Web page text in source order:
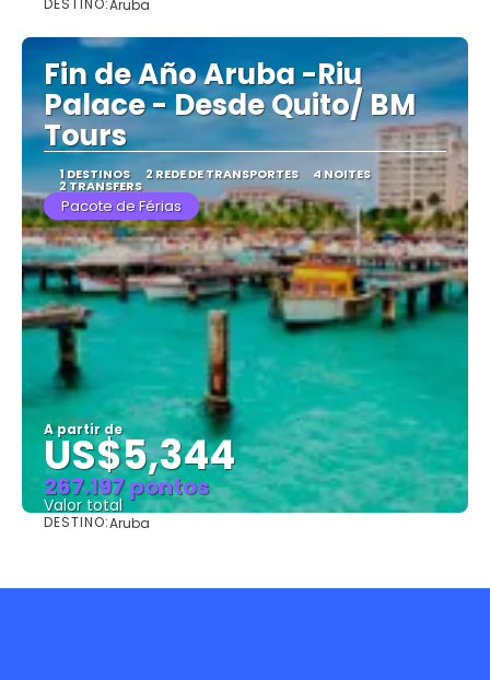
DESTINO:Aruba
Fin de Año Aruba -Riu
Palace - Desde Quito/ BM
Tours
1 DESTINOS 2 REDE DE TRANSPORTES 4 NOITES
2 TRANSFERS
Pacote de Férias
A partir de
US$5,344
267.197 pontos
Valor total
DESTINO:Aruba